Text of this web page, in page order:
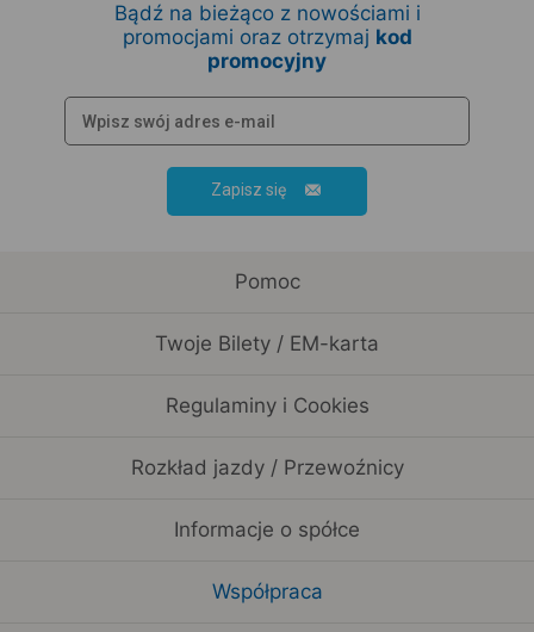
Bądź na bieżąco z nowościami i
promocjami oraz otrzymaj kod
promocyjny
Zapisz się
Pomoc
Twoje Bilety / EM-karta
Regulaminy i Cookies
Rozkład jazdy / Przewoźnicy
Informacje o spółce
Współpraca